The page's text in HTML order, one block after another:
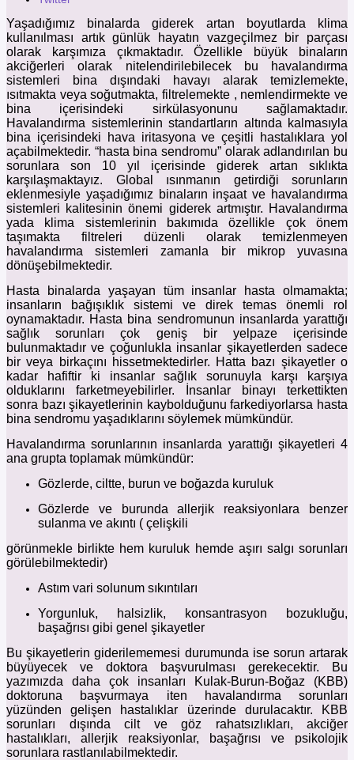
Yaşadığımız binalarda giderek artan boyutlarda klima
kullanılması artık günlük hayatın vazgeçilmez bir parçası
olarak karşımıza çıkmaktadır. Özellikle büyük binaların
akciğerleri olarak nitelendirilebilecek bu havalandırma
sistemleri bina dışındaki havayı alarak temizlemekte,
ısıtmakta veya soğutmakta, filtrelemekte , nemlendirmekte ve
bina içerisindeki sirkülasyonunu sağlamaktadır.
Havalandırma sistemlerinin standartların altında kalmasıyla
bina içerisindeki hava iritasyona ve çeşitli hastalıklara yol
açabilmektedir. “hasta bina sendromu” olarak adlandırılan bu
sorunlara son 10 yıl içerisinde giderek artan sıklıkta
karşılaşmaktayız. Global ısınmanın getirdiği sorunların
eklenmesiyle yaşadığımız binaların inşaat ve havalandırma
sistemleri kalitesinin önemi giderek artmıştır. Havalandırma
yada klima sistemlerinin bakımıda özellikle çok önem
taşımakta filtreleri düzenli olarak temizlenmeyen
havalandırma sistemleri zamanla bir mikrop yuvasına
dönüşebilmektedir.
Hasta binalarda yaşayan tüm insanlar hasta olmamakta;
insanların bağışıklık sistemi ve direk temas önemli rol
oynamaktadır. Hasta bina sendromunun insanlarda yarattığı
sağlık sorunları çok geniş bir yelpaze içerisinde
bulunmaktadır ve çoğunlukla insanlar şikayetlerden sadece
bir veya birkaçını hissetmektedirler. Hatta bazı şikayetler o
kadar hafiftir ki insanlar sağlık sorunuyla karşı karşıya
olduklarını farketmeyebilirler. İnsanlar binayı terkettikten
sonra bazı şikayetlerinin kaybolduğunu farkediyorlarsa hasta
bina sendromu yaşadıklarını söylemek mümkündür.
Havalandırma sorunlarının insanlarda yarattığı şikayetleri 4
ana grupta toplamak mümkündür:
Gözlerde, ciltte, burun ve boğazda kuruluk
Gözlerde ve burunda allerjik reaksiyonlara benzer
sulanma ve akıntı ( çelişkili
görünmekle birlikte hem kuruluk hemde aşırı salgı sorunları
görülebilmektedir)
Astım vari solunum sıkıntıları
Yorgunluk, halsizlik, konsantrasyon bozukluğu,
başağrısı gibi genel şikayetler
Bu şikayetlerin giderilememesi durumunda ise sorun artarak
büyüyecek ve doktora başvurulması gerekecektir. Bu
yazımızda daha çok insanları Kulak-Burun-Boğaz (KBB)
doktoruna başvurmaya iten havalandırma sorunları
yüzünden gelişen hastalıklar üzerinde durulacaktır. KBB
sorunları dışında cilt ve göz rahatsızlıkları, akciğer
hastalıkları, allerjik reaksiyonlar, başağrısı ve psikolojik
sorunlara rastlanılabilmektedir.